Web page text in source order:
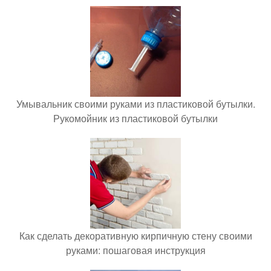
Умывальник своими руками из пластиковой бутылки.
Рукомойник из пластиковой бутылки
Как сделать декоративную кирпичную стену своими
руками: пошаговая инструкция